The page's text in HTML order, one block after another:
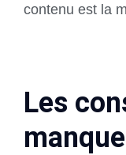
contenu est la
Les